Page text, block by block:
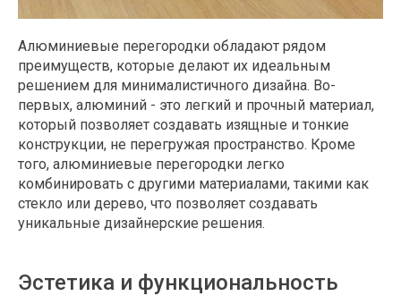
Алюминиевые перегородки обладают рядом
преимуществ, которые делают их идеальным
решением для минималистичного дизайна. Во-
первых, алюминий - это легкий и прочный материал,
который позволяет создавать изящные и тонкие
конструкции, не перегружая пространство. Кроме
того, алюминиевые перегородки легко
комбинировать с другими материалами, такими как
стекло или дерево, что позволяет создавать
уникальные дизайнерские решения.
Эстетика и функциональность